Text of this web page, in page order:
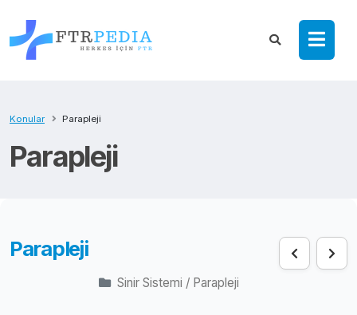
Parapleji
Konular Parapleji
Parapleji
Sinir Sistemi / Parapleji